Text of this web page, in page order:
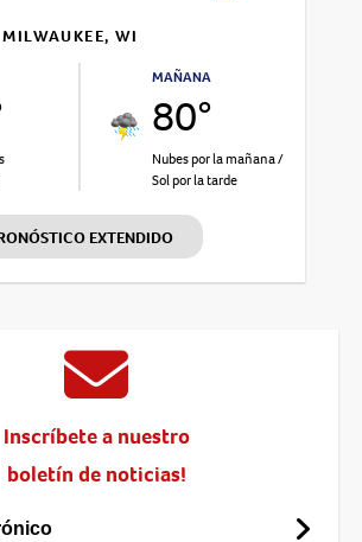
MILWAUKEE, WI
MAÑANA
80°
Nubes por la mañana /
Sol por la tarde
EXTENDIDO
Inscríbete a nuestro
boletín de noticias!